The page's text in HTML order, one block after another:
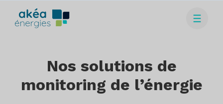
Nos solutions de
monitoring de l’énergie